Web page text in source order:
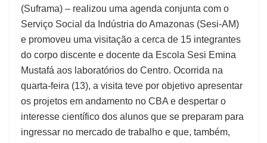
(Suframa) – realizou uma agenda conjunta com o
Serviço Social da Indústria do Amazonas (Sesi-AM)
e promoveu uma visitação a cerca de 15 integrantes
do corpo discente e docente da Escola Sesi Emina
Mustafá aos laboratórios do Centro. Ocorrida na
quarta-feira (13), a visita teve por objetivo apresentar
os projetos em andamento no CBA e despertar o
interesse científico dos alunos que se preparam para
ingressar no mercado de trabalho e que, também,